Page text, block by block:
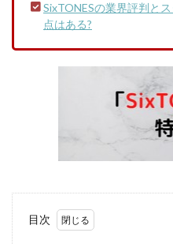
SixTONESの業界評判と
点はある?
目次